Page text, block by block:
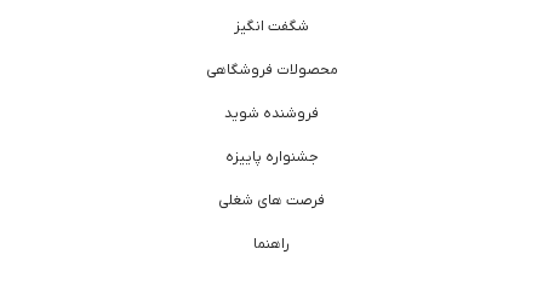
شگفت انگیز
محصولات فروشگاهی
فروشنده شوید
جشنواره پاییزه
فرصت های شغلی
راهنما